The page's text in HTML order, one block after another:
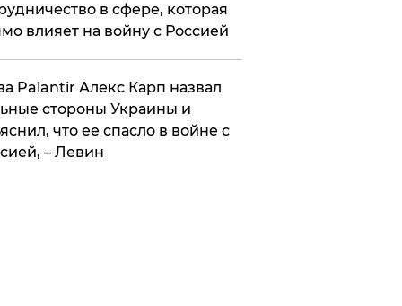
в сфере, которая
влияет на войну с Россией
Palantir Алекс Карп назвал
стороны Украины и
что ее спасло в войне с
– Левин